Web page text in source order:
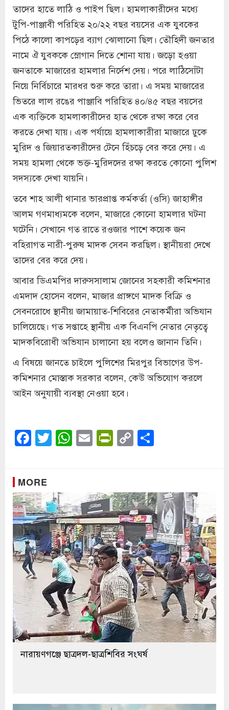
তাদের হাতে লাঠি ও পাইপ ছিল। হামলাকারীদের মধ্যে
টুপি-পাঞ্জাবী পরিহিত ২০/২২ বছর বয়সের এক যুবকের
পিঠে কালো কাপড়ের ব্যাগ ঝোলানো ছিল। তৌহিদী জনতার
নামে ঐ যুবককে স্লোগান দিতে শোনা যায়। জড়ো হওয়া
জনতাকে মাজারের হামলার নির্দেশ দেয়। পরে লাঠিসোঁটা
নিয়ে নির্বিচারে মারধর শুরু করে তারা। এ সময় মাজারের
ভিতরে লাল রঙের পাঞ্জাবি পরিহিত ৪০/৪৫ বছর বয়সের
এক ব্যক্তিকে হামলাকারীদের হাত থেকে রক্ষা করে বের
করতে দেখা যায়। এক পর্যায়ে হামলাকারীরা মাজারে ঢুকে
মুরিদ ও জিয়ারতকারীদের টেনে হিঁচড়ে বের করে দেয়। এ
সময় হামলা থেকে ভক্ত-মুরিদদের রক্ষা করতে কোনো পুলিশ
সদস্যকে দেখা যায়নি।
তবে শাহ আলী থানার ভারপ্রাপ্ত কর্মকর্তা (ওসি) জাহাঙ্গীর
আলম গণমাধ্যমকে বলেন, মাজারে কোনো হামলার ঘটনা
ঘটেনি। সেখানে গত রাতে রওজার পাশে কয়েক জন
বহিরাগত নারী-পুরুষ মাদক সেবন করছিল। স্থানীয়রা দেখে
তাদের বের করে দেয়।
আবার ডিএমপির দারুসসালাম জোনের সহকারী কমিশনার
এমদাদ হোসেন বলেন, মাজার প্রাঙ্গণে মাদক বিক্রি ও
সেবনরোধে স্থানীয় জামায়াত-শিবিরের নেতাকর্মীরা অভিযান
চালিয়েছে। গত সপ্তাহে স্থানীয় এক বিএনপি নেতার নেতৃত্বে
মাদকবিরোধী অভিযান চালানো হয় বলেও জানান তিনি।
এ বিষয়ে জানতে চাইলে পুলিশের মিরপুর বিভাগের উপ-
কমিশনার মোস্তাক সরকার বলেন, কেউ অভিযোগ করলে
আইন অনুযায়ী ব্যবস্থা নেওয়া হবে।
Facebook
Twitter
WhatsApp
EmailPrintFriendly
Copy
Link
MORE
নারায়ণগঞ্জে ছাত্রদল-ছাত্রশিবির সংঘর্ষ